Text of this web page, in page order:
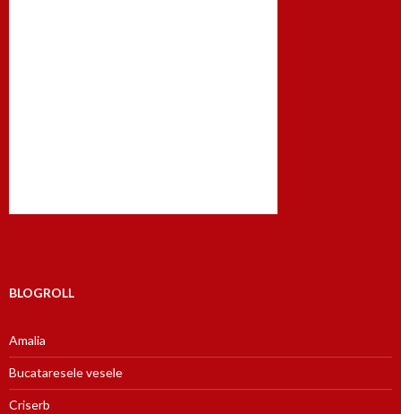
BLOGROLL
Amalia
Bucataresele vesele
Criserb